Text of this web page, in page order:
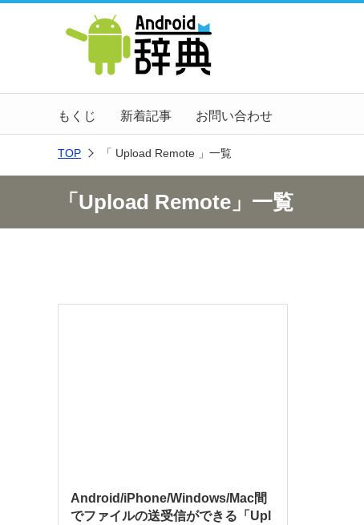
もくじ 新着記事 お問い合わせ
TOP 「 Upload Remote 」一覧
「Upload Remote」一覧
Android/iPhone/Windows/Mac間
でファイルの送受信ができる「Upl